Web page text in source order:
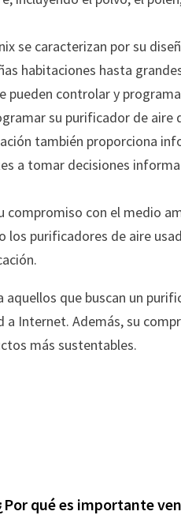
se caracterizan por su
habitaciones hasta
pueden controlar y
su purificador de aire
también proporciona
a tomar decisiones
compromiso con el medio
los purificadores de aire
que buscan un
Internet. Además, su
más sustentables.
qué es importante